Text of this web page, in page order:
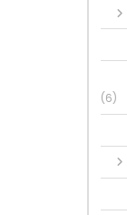
(6)